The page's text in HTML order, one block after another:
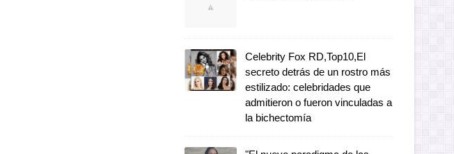
Celebrity Fox RD,Top10,El
secreto detrás de un rostro más
estilizado: celebridades que
admitieron o fueron vinculadas a
la bichectomía